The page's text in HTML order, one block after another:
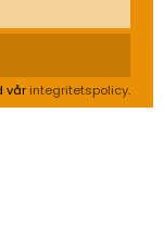
vår integritetspolicy.